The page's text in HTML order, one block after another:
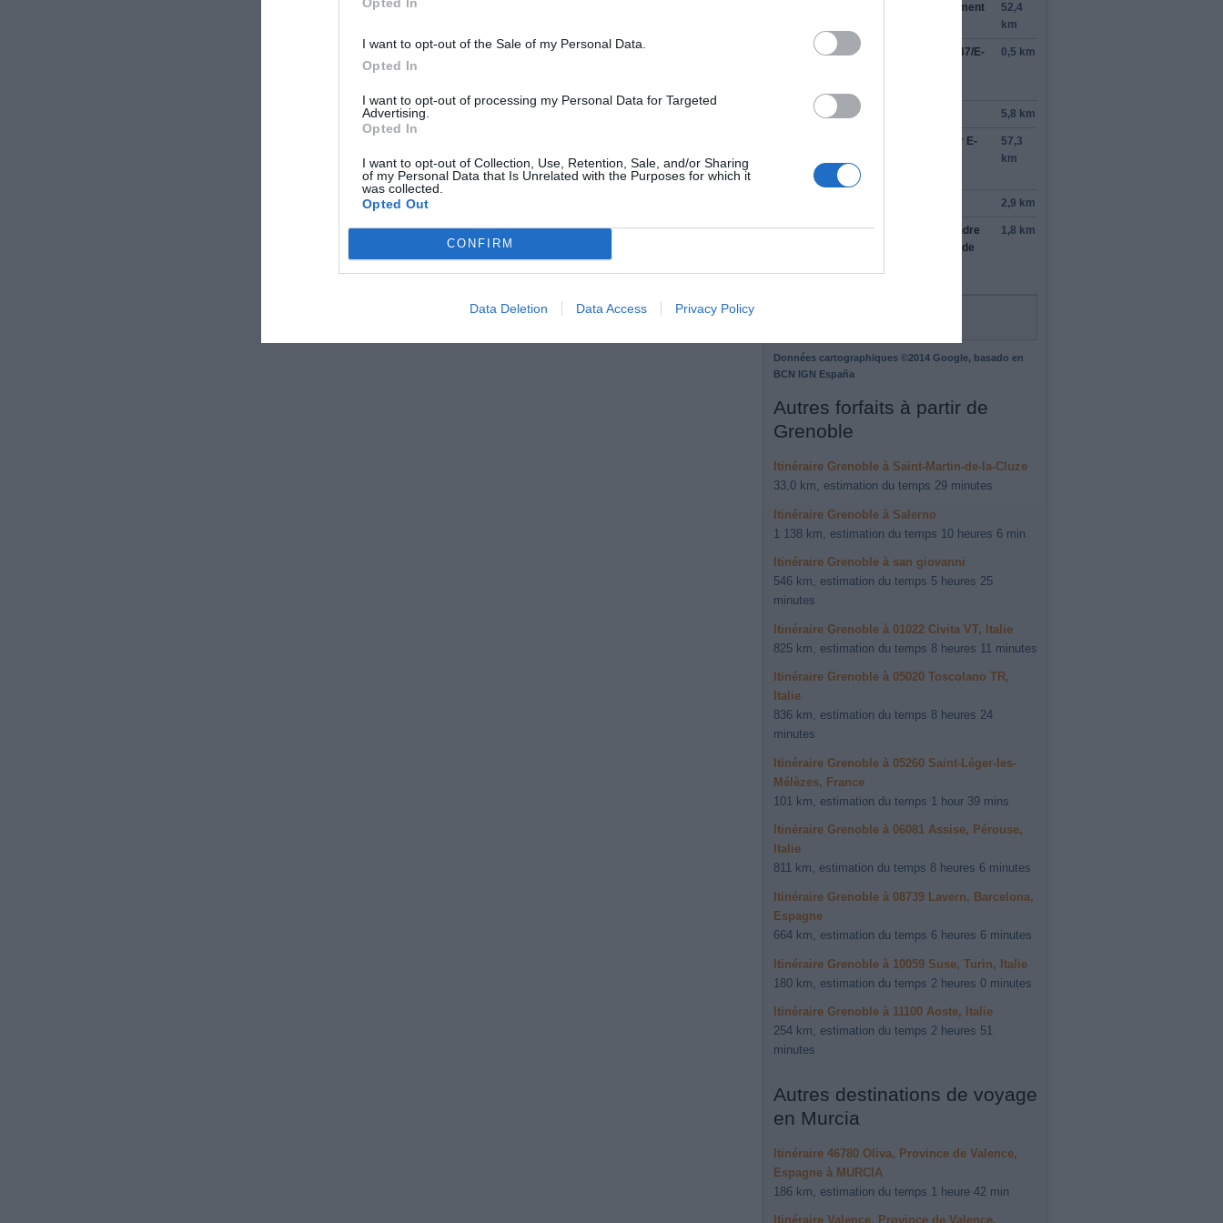
I want to opt-out of the Sale of my Personal Data.
Opted In
I want to opt-out of processing my Personal Data for Targeted
Advertising.
Opted In
I want to opt-out of Collection, Use, Retention, Sale, and/or Sharing
of my Personal Data that Is Unrelated with the Purposes for which it
was collected.
Opted Out
CONFIRM
Data Deletion Data Access Privacy Policy
à l'embranchement
52,4
km
Prendre la sortie
CV-847/E-
0,5 km
Rejoindre E-15/A7 5,8 km
Prendre la sortie pour rester sur E-
Murcia/Torrevieja
57,3
km
2,9 km
30. Prendre la sortie
pour rejoindre
en direction de
1,8 km
Données cartographiques ©2014 Google, basado en
BCN IGN España
Autres forfaits à partir de
Grenoble
Itinéraire Grenoble à Saint-Martin-de-la-Cluze
33,0 km, estimation du temps 29 minutes
Itinéraire Grenoble à Salerno
1 138 km, estimation du temps 10 heures 6 min
Itinéraire Grenoble à san giovanni
546 km, estimation du temps 5 heures 25
minutes
Itinéraire Grenoble à 01022 Civita VT, Italie
825 km, estimation du temps 8 heures 11 minutes
Itinéraire Grenoble à 05020 Toscolano TR,
Italie
836 km, estimation du temps 8 heures 24
minutes
Itinéraire Grenoble à 05260 Saint-Léger-les-
Mélèzes, France
101 km, estimation du temps 1 hour 39 mins
Itinéraire Grenoble à 06081 Assise, Pérouse,
Italie
811 km, estimation du temps 8 heures 6 minutes
Itinéraire Grenoble à 08739 Lavern, Barcelona,
Espagne
664 km, estimation du temps 6 heures 6 minutes
Itinéraire Grenoble à 10059 Suse, Turin, Italie
180 km, estimation du temps 2 heures 0 minutes
Itinéraire Grenoble à 11100 Aoste, Italie
254 km, estimation du temps 2 heures 51
minutes
Autres destinations de voyage
en Murcia
Itinéraire 46780 Oliva, Province de Valence,
Espagne à MURCIA
186 km, estimation du temps 1 heure 42 min
Itinéraire Valence, Province de Valence,